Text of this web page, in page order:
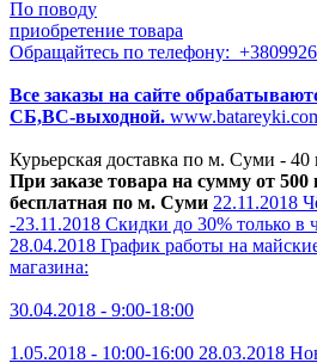
По поводу
приобретение товара
Все заказы на сайте
Курьерская доставка по м. Суми - 40
При заказе товара на сумму от 500
бесплатная по м. Суми 22.11.2018
-23.11.2018 Скидки до 30% только в
28.04.2018